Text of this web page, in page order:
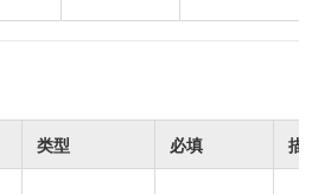
类型 必填 描